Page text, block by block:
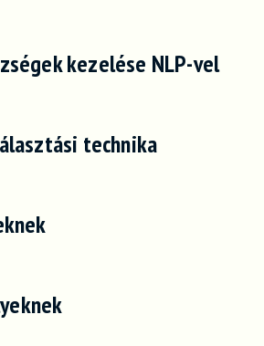
kezelése NLP-vel
technika